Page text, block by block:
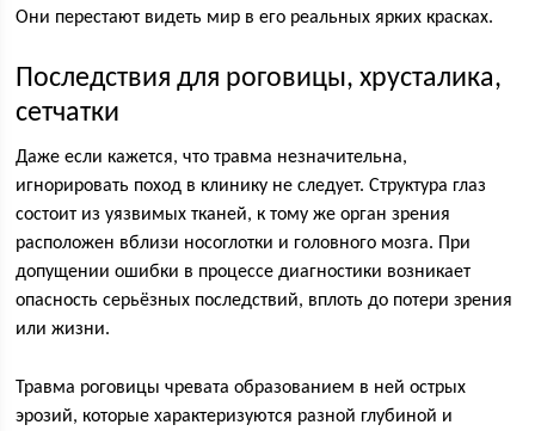
Они перестают видеть мир в его реальных ярких красках.
Последствия для роговицы, хрусталика,
сетчатки
Даже если кажется, что травма незначительна,
игнорировать поход в клинику не следует. Структура глаз
состоит из уязвимых тканей, к тому же орган зрения
расположен вблизи носоглотки и головного мозга. При
допущении ошибки в процессе диагностики возникает
опасность серьёзных последствий, вплоть до потери зрения
или жизни.
Травма роговицы чревата образованием в ней острых
эрозий, которые характеризуются разной глубиной и